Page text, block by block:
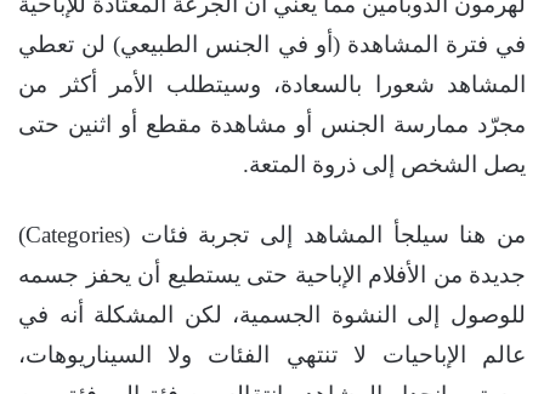
في فترة المشاهدة (أو في الجنس الطبيعي) لن تعطي
المشاهد شعورا بالسعادة، وسيتطلب الأمر أكثر من
مجرّد ممارسة الجنس أو مشاهدة مقطع أو اثنين حتى
يصل الشخص إلى ذروة المتعة.
من هنا سيلجأ المشاهد إلى تجربة فئات (Categories)
جديدة من الأفلام الإباحية حتى يستطيع أن يحفز جسمه
للوصول إلى النشوة الجسمية، لكن المشكلة أنه في
عالم الإباحيات لا تنتهي الفئات ولا السيناريوهات،